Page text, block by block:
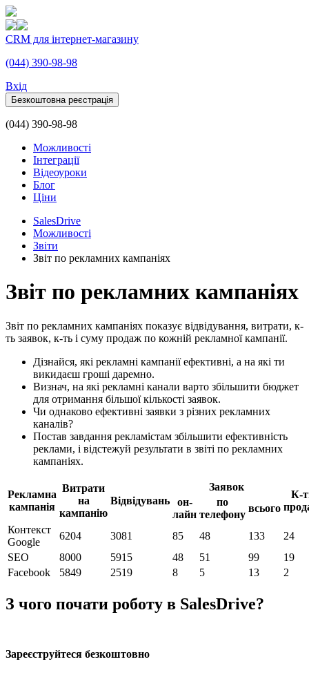
CRM для інтернет-магазину
(044) 390-98-98
Вхiд
Безкоштовна реєстрація
(044) 390-98-98
Можливості
Інтеграції
Відеоуроки
Блог
Ціни
SalesDrive
Можливості
Звіти
Звіт по рекламних кампаніях
Звіт по рекламних кампаніях
Звіт по рекламних кампаніях показує відвідування, витрати, к-
ть заявок, к-ть і суму продаж по кожній рекламної кампанії.
Дізнайся, які рекламні кампанії ефективні, а на які ти
викидаєш гроші даремно.
Визнач, на які рекламні канали варто збільшити бюджет
для отримання більшої кількості заявок.
Чи однаково ефективні заявки з різних рекламних
каналів?
Постав завдання рекламістам збільшити ефективність
реклами, і відстежуй результати в звіті по рекламних
кампаніях.
Рекламна
кампанія
Витрати
на
кампанію
Відвідувань
Заявок
К-
он-
лайн
по
телефону
всього
Контекст
Google
6204 3081 85 48 133
24
SEO
8000 5915 48 51 99
19
Facebook
5849 2519 8 5 13 2
З чого почати роботу в SalesDrive?
Зареєструйтеся безкоштовно